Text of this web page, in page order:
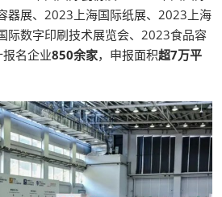
器展、2023上海国际纸展、2023上海
际数字印刷技术展览会、2023食品容
名企业850余家，申报面积超7万平